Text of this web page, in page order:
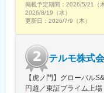
掲載予定期間： 2026/5/21（木
2026/8/19（水）
更新日： 2026/7/9（木）
テルモ株式
【虎ノ門】グローバル
円超／東証プライム上場